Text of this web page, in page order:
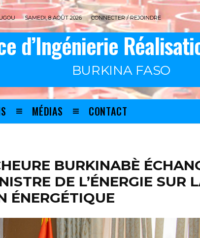
SAMEDI, 8 AOÛT 2026 CONNECTER / REJOINDRE
d’Ingénierie
BURKINA FASO
MÉDIAS CONTACT
BURKINABÈ
DE L’ÉNERGIE SUR
ÉNERGÉTIQUE